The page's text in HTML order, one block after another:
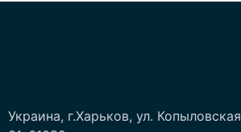
Украина, г.Харьков, ул. Копыловская